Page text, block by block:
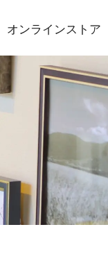
オンラインストア